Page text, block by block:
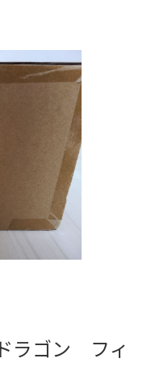
ラゴン フィ